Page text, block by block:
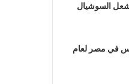
السوشيال
في مصر لعام